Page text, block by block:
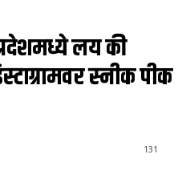
लय की
स्नीक पीक
131